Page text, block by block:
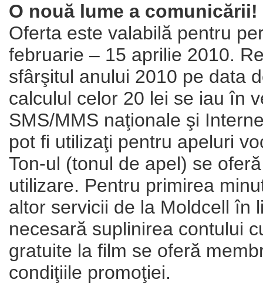
O nouă lume a comunicării!
Oferta este valabilă pentru
februarie – 15 aprilie 2010.
sfârşitul anului 2010 pe data
calculul celor 20 lei se iau în
SMS/MMS naţionale şi
pot fi utilizaţi pentru apeluri
Ton-ul (tonul de apel) se
utilizare. Pentru primirea
altor servicii de la Moldcell în
necesară suplinirea contului
gratuite la film se oferă
condiţiile promoţiei.